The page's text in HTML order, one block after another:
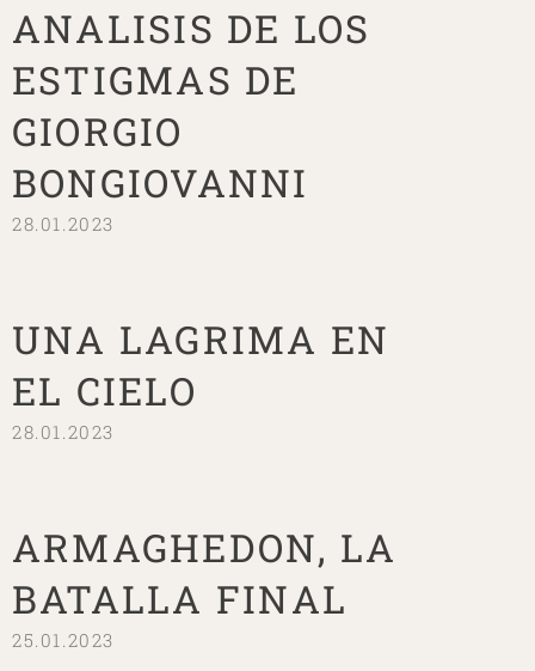
ANALISIS DE LOS
ESTIGMAS DE
GIORGIO
BONGIOVANNI
28.01.2023
UNA LAGRIMA EN
EL CIELO
28.01.2023
ARMAGHEDON, LA
BATALLA FINAL
25.01.2023